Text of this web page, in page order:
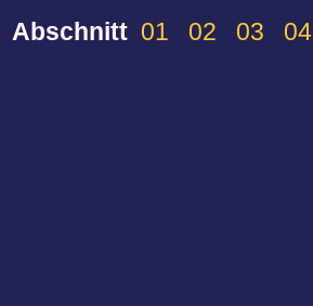
Abschnitt 01 02 03 04